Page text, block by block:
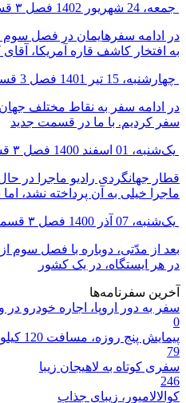
جمعه، 24 شهریور 1402 فصل ۳ قسمت ۱۷: کلمبیا، سرزمین الدورادو و اسکوبار
در ادامه سفرهایمان در فصل سوم
به افتخار کاشف قاره آمریکا،
چهارشنبه، 15 تیر 1401 فصل 3 قسمت 7 و 8: برزیل، سرزمین سامبا، قهوه و فوتبال
در ادامه سفر به نقاط مختلف
سفر کردیم. با ما در قسمت جدید
یک‌شنبه، 01 اسفند 1400 فصل ۳ قسمت 3 و 4: هند، سرزمین هفتاد و دو ملت
قطار جهانگردی رادیو ماجرا در
ماجرا خیلی به آن پرداخته نشد،
یک‌شنبه، 07 آذر 1400 فصل ۳ قسمت ۱ : مغولستان، سرزمین اسب‌های وحشی
بعد از مدّتی، دوباره با فصل سوم
در هر ایستگاه، در یک کشور
آخرین سفرنامه‌ها
سفر به دور اروپا، اجاره خودرو
0
پیمایش پنج روزه، مسافت 120 کیلومتری تهران به شمال
79
سفری کوتاه به لاهیجان زیبا
246
کوالالامپور، زیبای جذاب